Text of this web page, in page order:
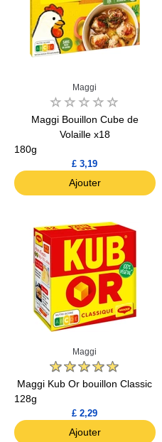
Maggi
Maggi Bouillon Cube de
Volaille x18
180g
£ 3,19
Ajouter
Maggi
Maggi Kub Or bouillon Classic
128g
£ 2,29
Ajouter